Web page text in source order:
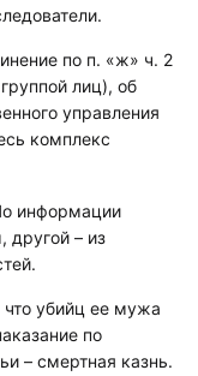
по п. «ж» ч. 2
лиц), об
управления
комплекс
информации
другой – из
убийц ее мужа
по
– смертная казнь.